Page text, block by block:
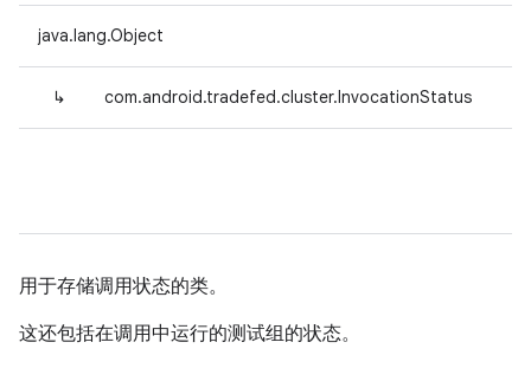
java.lang.Object
↳ com.android.tradefed.cluster.InvocationStatus
用于存储调用状态的类。
这还包括在调用中运行的测试组的状态。